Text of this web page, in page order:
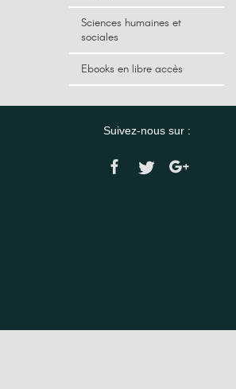
Sciences humaines et
sociales
Ebooks en libre accès
Suivez-nous sur :